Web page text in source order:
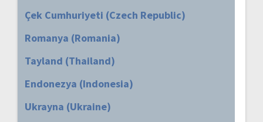
Çek Cumhuriyeti (Czech Republic)
Romanya (Romania)
Tayland (Thailand)
Endonezya (Indonesia)
Ukrayna (Ukraine)